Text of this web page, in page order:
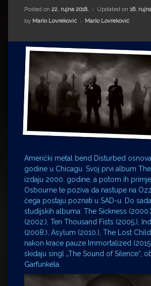
Drugi autori
Drugi autori
Matea Andrić
Ljiljana Lekanić-Kljaić
Željko Krznarić
Mario Lovreković
Posted on 22. rujna 2018. Updated on 16.
by Mario Lovreković Kategorije:
Mario Lovreković
Američki metal bend Disturbed
godine u Chicagu. Svoj prvi album
izdaju 2000. godine, a potom ih
Osbourne te poziva da nastupe na
čega postaju poznati u SAD-u. Do
studijskih albuma: The Sickness
(2002.), Ten Thousand Fists (2005.),
(2008.), Asylum (2010.), The Lost
nakon kraće pauze Immortalized
skidaju singl „The Sound of Silence“,
Garfunkela.